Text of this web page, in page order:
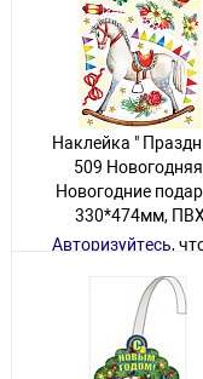
20 товаров
Наклейка "
509
Новогодние
330*474мм,
Авторизуйтесь,
25 товаров